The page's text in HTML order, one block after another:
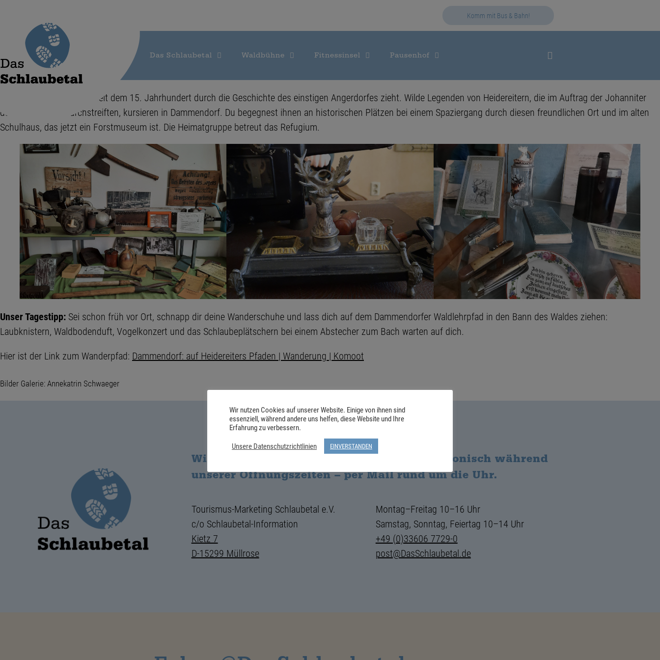
Komm mit Bus & Bahn!
Das Schlaubetal Waldbühne Fitnessinsel Pausenhof
Es ist der Wald, der sich seit dem 15. Jahrhundert durch die Geschichte des einstigen Angerdorfes zieht. Wilde Legenden von Heidereitern, die im Auftrag der Johanniter
den Ordensforst durchstreiften, kursieren in Dammendorf. Du begegnest ihnen an historischen Plätzen bei einem Spaziergang durch diesen freundlichen Ort und im alten
Schulhaus, das jetzt ein Forstmuseum ist. Die Heimatgruppe betreut das Refugium.
Unser Tagestipp: Sei schon früh vor Ort, schnapp dir deine Wanderschuhe und lass dich auf dem Dammendorfer Waldlehrpfad in den Bann des Waldes ziehen:
Laubknistern, Waldbodenduft, Vogelkonzert und das Schlaubeplätschern bei einem Abstecher zum Bach warten auf dich.
Hier ist der Link zum Wanderpfad: Dammendorf: auf Heidereiters Pfaden | Wanderung | Komoot
Bilder Galerie: Annekatrin Schwaeger
Wir beraten Dich gern, persönlich oder telefonisch während
unserer Öffnungszeiten – per Mail rund um die Uhr.
Tourismus-Marketing Schlaubetal e.V.
c/o Schlaubetal-Information
Kietz 7
D-15299 Müllrose
Montag–Freitag 10–16 Uhr
Samstag, Sonntag, Feiertag 10–14 Uhr
+49 (0)33606 7729-0
post@DasSchlaubetal.de
Wir nutzen Cookies auf unserer Website. Einige von ihnen sind
essenziell, während andere uns helfen, diese Website und Ihre
Erfahrung zu verbessern.
Unsere Datenschutzrichtlinien
EINVERSTANDEN